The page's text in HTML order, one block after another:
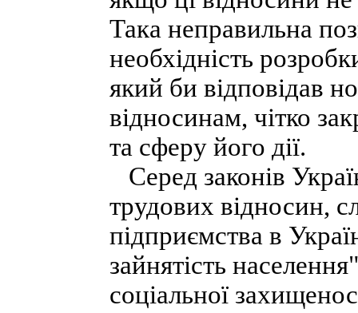
Така неправильна
необхідність
який би відповідав
відносинам, чітко
та сферу його дії.
Серед законів
трудових відносин,
підприємства в
зайнятість
соціальної